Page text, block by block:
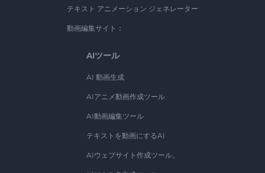
テキスト アニメーション ジェネレーター
動画編集サイト：
AIツール
AI 動画生成
AIアニメ動画作成ツール
AI動画編集ツール
テキストを動画にするAI
AIウェブサイト作成ツール。